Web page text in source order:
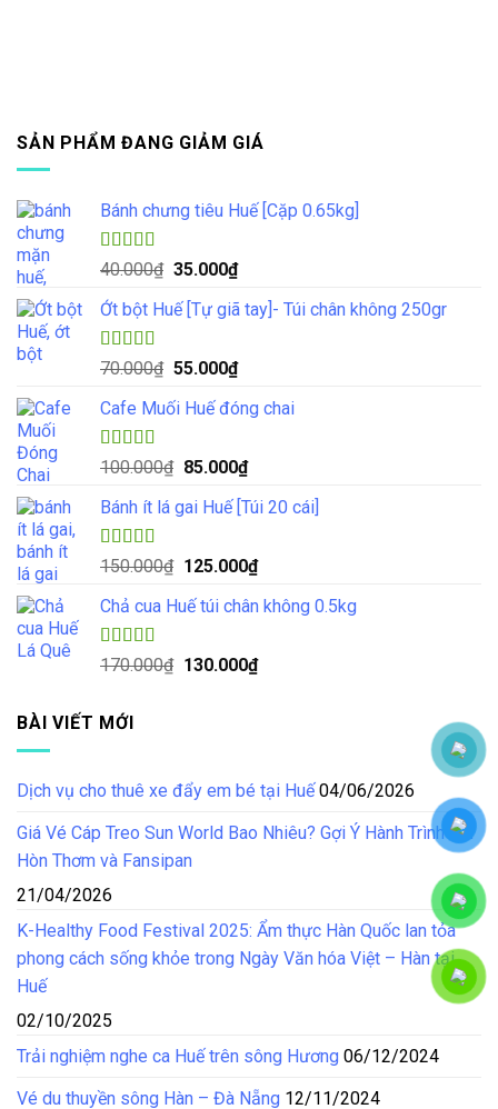
SẢN PHẨM ĐANG GIẢM GIÁ
Bánh chưng tiêu Huế [Cặp 0.65kg]
Được xếp
4.33
5 sao
40.000₫ Giá
là:
35.000₫Giá
tại
35.000₫.
Ớt bột Huế [Tự giã tay]- Túi chân không 250gr
Được xếp
5.00
sao
70.000₫ Giá
là:
55.000₫Giá
tại
55.000₫.
Cafe Muối Huế đóng chai
Được xếp
5.005
sao
100.000₫ Giá
là:
85.000₫Giá
tại
85.000₫.
Bánh ít lá gai Huế [Túi 20 cái]
Được xếp
4.57
5 sao
150.000₫ Giá
là:
125.000₫Giá
tại
125.000₫.
Chả cua Huế túi chân không 0.5kg
Được xếp
4.50
170.000₫ Giá
130.000₫Giá
BÀI VIẾT MỚI
Dịch vụ cho thuê xe đẩy em bé tại Huế 04/06/2026
Giá Vé Cáp Treo Sun World Bao Nhiêu? Gợi Ý Hành Trình Tại
Hòn Thơm và Fansipan
21/04/2026
K-Healthy Food Festival 2025: Ẩm thực Hàn Quốc lan tỏa
phong cách sống khỏe trong Ngày Văn hóa Việt – Hàn tại
Huế
02/10/2025
Trải nghiệm nghe ca Huế trên sông Hương 06/12/2024
Vé du thuyền sông Hàn – Đà Nẵng 12/11/2024